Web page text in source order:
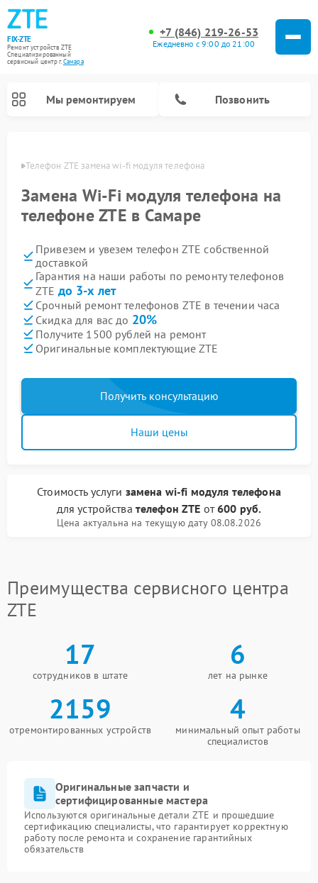
FIX-ZTE
Ремонт устройств ZTE
Специализированный
cервисный центр г.Самара
+7 (846) 219-26-53
Ежедневно с 9:00 до 21:00
Мы ремонтируем Позвонить
Телефон ZTE замена wi-fi модуля телефона
Замена Wi-Fi модуля телефона на
телефоне ZTE в Самаре
Привезем и увезем телефон ZTE собственной
доставкой
Гарантия на наши работы по ремонту телефонов
ZTE до 3-х лет
Срочный ремонт телефонов ZTE в течении часа
Скидка для вас до 20%
Получите 1500 рублей на ремонт
Оригинальные комплектующие ZTE
Получить консультацию
Наши цены
Стоимость услуги замена wi-fi модуля телефона
для устройства телефон ZTE от600 руб.
Цена актуальна на текущую дату 08.08.2026
Преимущества сервисного центра
ZTE
17
сотрудников в штате
6
лет на рынке
2159
отремонтированных устройств
4
минимальный опыт работы
специалистов
Оригинальные запчасти и
сертифицированные мастера
Используются оригинальные детали ZTE и прошедшие
сертификацию специалисты, что гарантирует корректную
работу после ремонта и сохранение гарантийных
обязательств